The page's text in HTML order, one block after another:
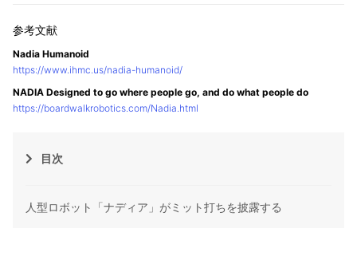
Nadia Humanoid
https://www.ihmc.us/nadia-humanoid/
NADIA Designed to go where people go, and do what people do
https://boardwalkrobotics.com/Nadia.html
目次
人型ロボット「ナディア」がミット打ちを披露する